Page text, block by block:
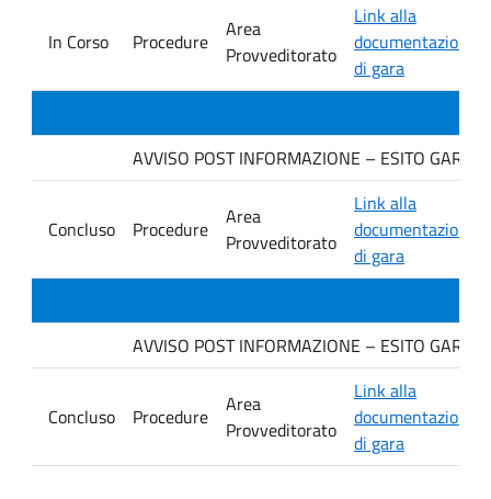
In Corso Procedure
Area
Provveditorato
Link alla
documentazione
di gara
AVVISO POST INFORMAZIONE – ESITO
Concluso Procedure
Area
Provveditorato
Link alla
documentazione
di gara
AVVISO POST INFORMAZIONE – ESITO
Concluso Procedure
Area
Provveditorato
Link alla
documentazione
di gara